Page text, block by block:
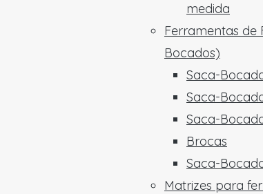
medida
Ferramentas de
Bocados)
Saca-
Saca-
Saca-
Brocas
Saca-
Matrizes para